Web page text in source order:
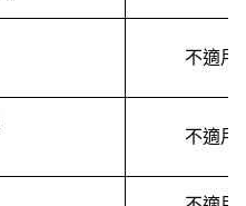
不適用
不適用